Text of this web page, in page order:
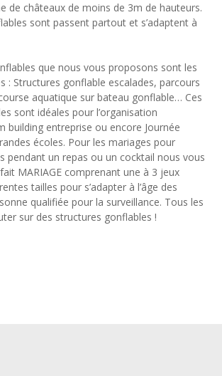
de châteaux de moins de 3m de hauteurs.
sont passent partout et s’adaptent à
que nous vous proposons sont les
: Structures gonflable escalades, parcours
aquatique sur bateau gonflable… Ces
sont idéales pour l’organisation
building entreprise ou encore Journée
écoles. Pour les mariages pour
pendant un repas ou un cocktail nous vous
MARIAGE comprenant une à 3 jeux
tailles pour s’adapter à l’âge des
qualifiée pour la surveillance. Tous les
sur des structures gonflables !